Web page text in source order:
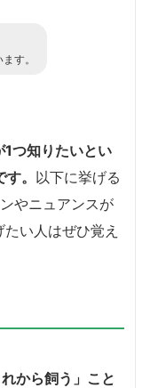
す。
つ知りたいとい
。 以下に挙げる
やニュアンスが
い人はぜひ覚え
から飼う」こと